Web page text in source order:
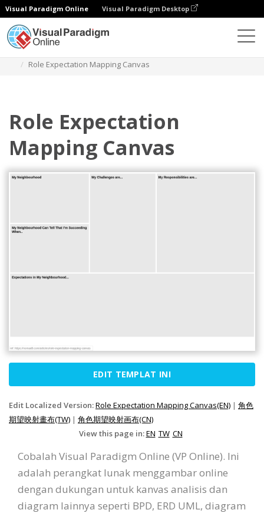
Visual Paradigm Online Visual Paradigm Desktop
Role Expectation Mapping Canvas
Role Expectation
Mapping Canvas
EDIT TEMPLAT INI
Edit Localized Version:Role Expectation Mapping Canvas(EN) | 角色
期望映射畫布(TW) | 角色期望映射画布(CN)
View this page in:EN TW CN
Cobalah Visual Paradigm Online (VP Online). Ini
adalah perangkat lunak menggambar online
dengan dukungan untuk kanvas analisis dan
diagram lainnya seperti BPD, ERD UML, diagram